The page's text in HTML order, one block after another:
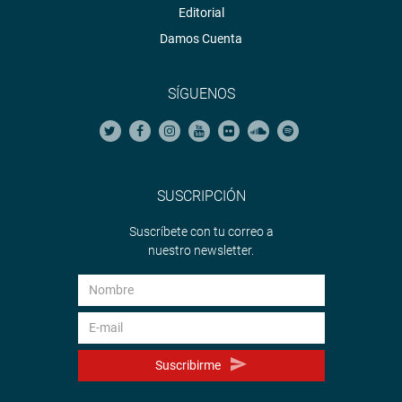
Editorial
Damos Cuenta
SÍGUENOS
SUSCRIPCIÓN
Suscríbete con tu correo a
nuestro newsletter.
Suscribirme